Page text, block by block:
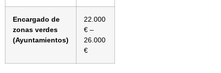
Encargado de
zonas verdes
(Ayuntamientos)
22.000
€ –
26.000
€